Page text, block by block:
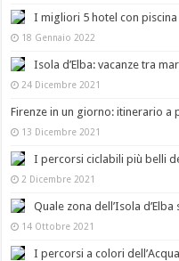
I migliori 5 hotel con piscina
18 Gennaio 2022
Isola d’Elba: vacanze tra
24 Dicembre 2021
Firenze in un giorno: itinerario a
13 Dicembre 2021
I percorsi ciclabili più belli
2 Dicembre 2021
Quale zona dell’Isola
14 Ottobre 2021
I percorsi a colori